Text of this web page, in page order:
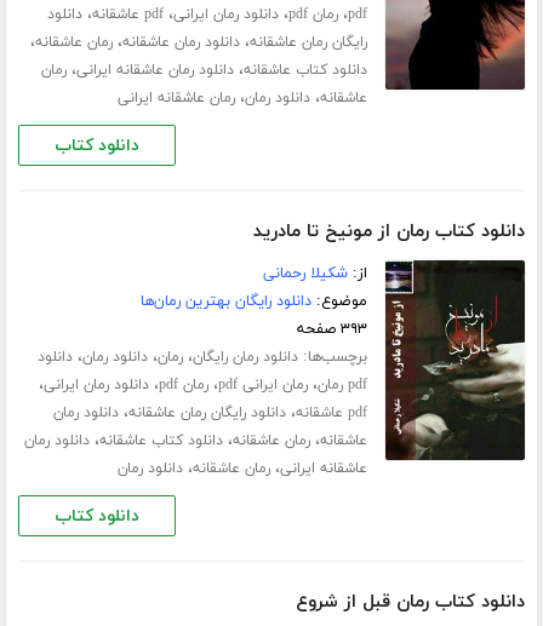
pdf،رمان pdf ،دانلود رمان ایرانی،pdf عاشقانه ،دانلود
رایگان رمان عاشقانه،دانلود رمان عاشقانه،رمان عاشقانه،
دانلود کتاب عاشقانه،دانلود رمان عاشقانه ایرانی،رمان
عاشقانه،دانلود رمان،رمان عاشقانه ایرانی
دانلود کتاب
دانلود کتاب رمان از مونیخ تا مادرید
از:شکیلا رحمانی
موضوع:دانلود رایگان بهترین رمان‌ها
۳۹۳ صفحه
برچسب‌ها:دانلود رمان رایگان،رمان،دانلود رمان،دانلود
pdf رمان
،رمان ایرانی pdf ،رمان pdf ،دانلود رمان ایرانی،
pdf عاشقانه ،دانلود رایگان رمان عاشقانه،دانلود رمان
عاشقانه،رمان عاشقانه،دانلود کتاب عاشقانه،دانلود رمان
عاشقانه ایرانی،رمان عاشقانه،دانلود رمان
دانلود کتاب
دانلود کتاب رمان قبل از شروع